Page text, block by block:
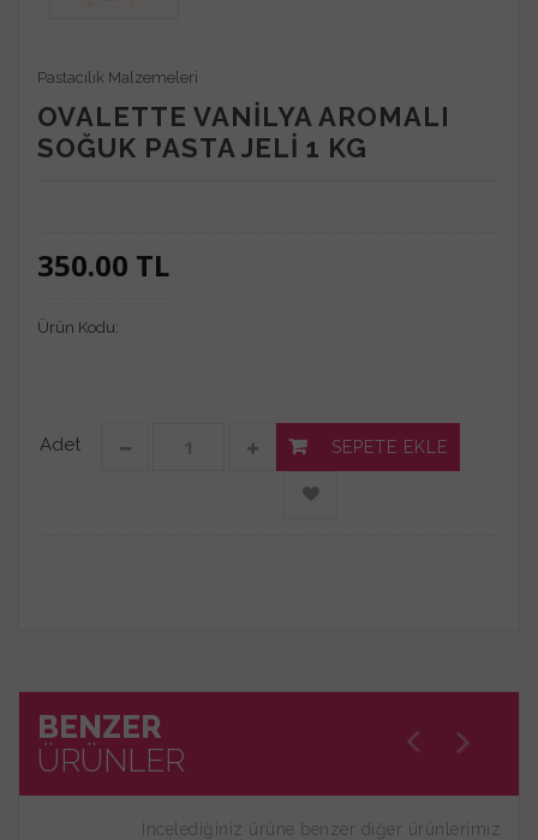
Pastacılık Malzemeleri
OVALETTE VANİLYA AROMALI
SOĞUK PASTA JELİ 1 KG
350.00 TL
Ürün Kodu:
Adet SEPETE EKLE
BENZER
ÜRÜNLER
İncelediğiniz ürüne benzer diğer ürünlerimiz